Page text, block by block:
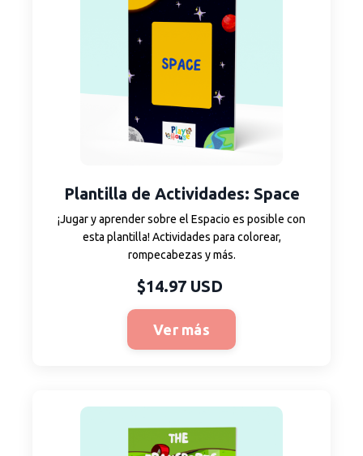
Plantilla de Actividades: Space
¡Jugar y aprender sobre el Espacio es posible con
esta plantilla! Actividades para colorear,
rompecabezas y más.
$14.97 USD
Ver más